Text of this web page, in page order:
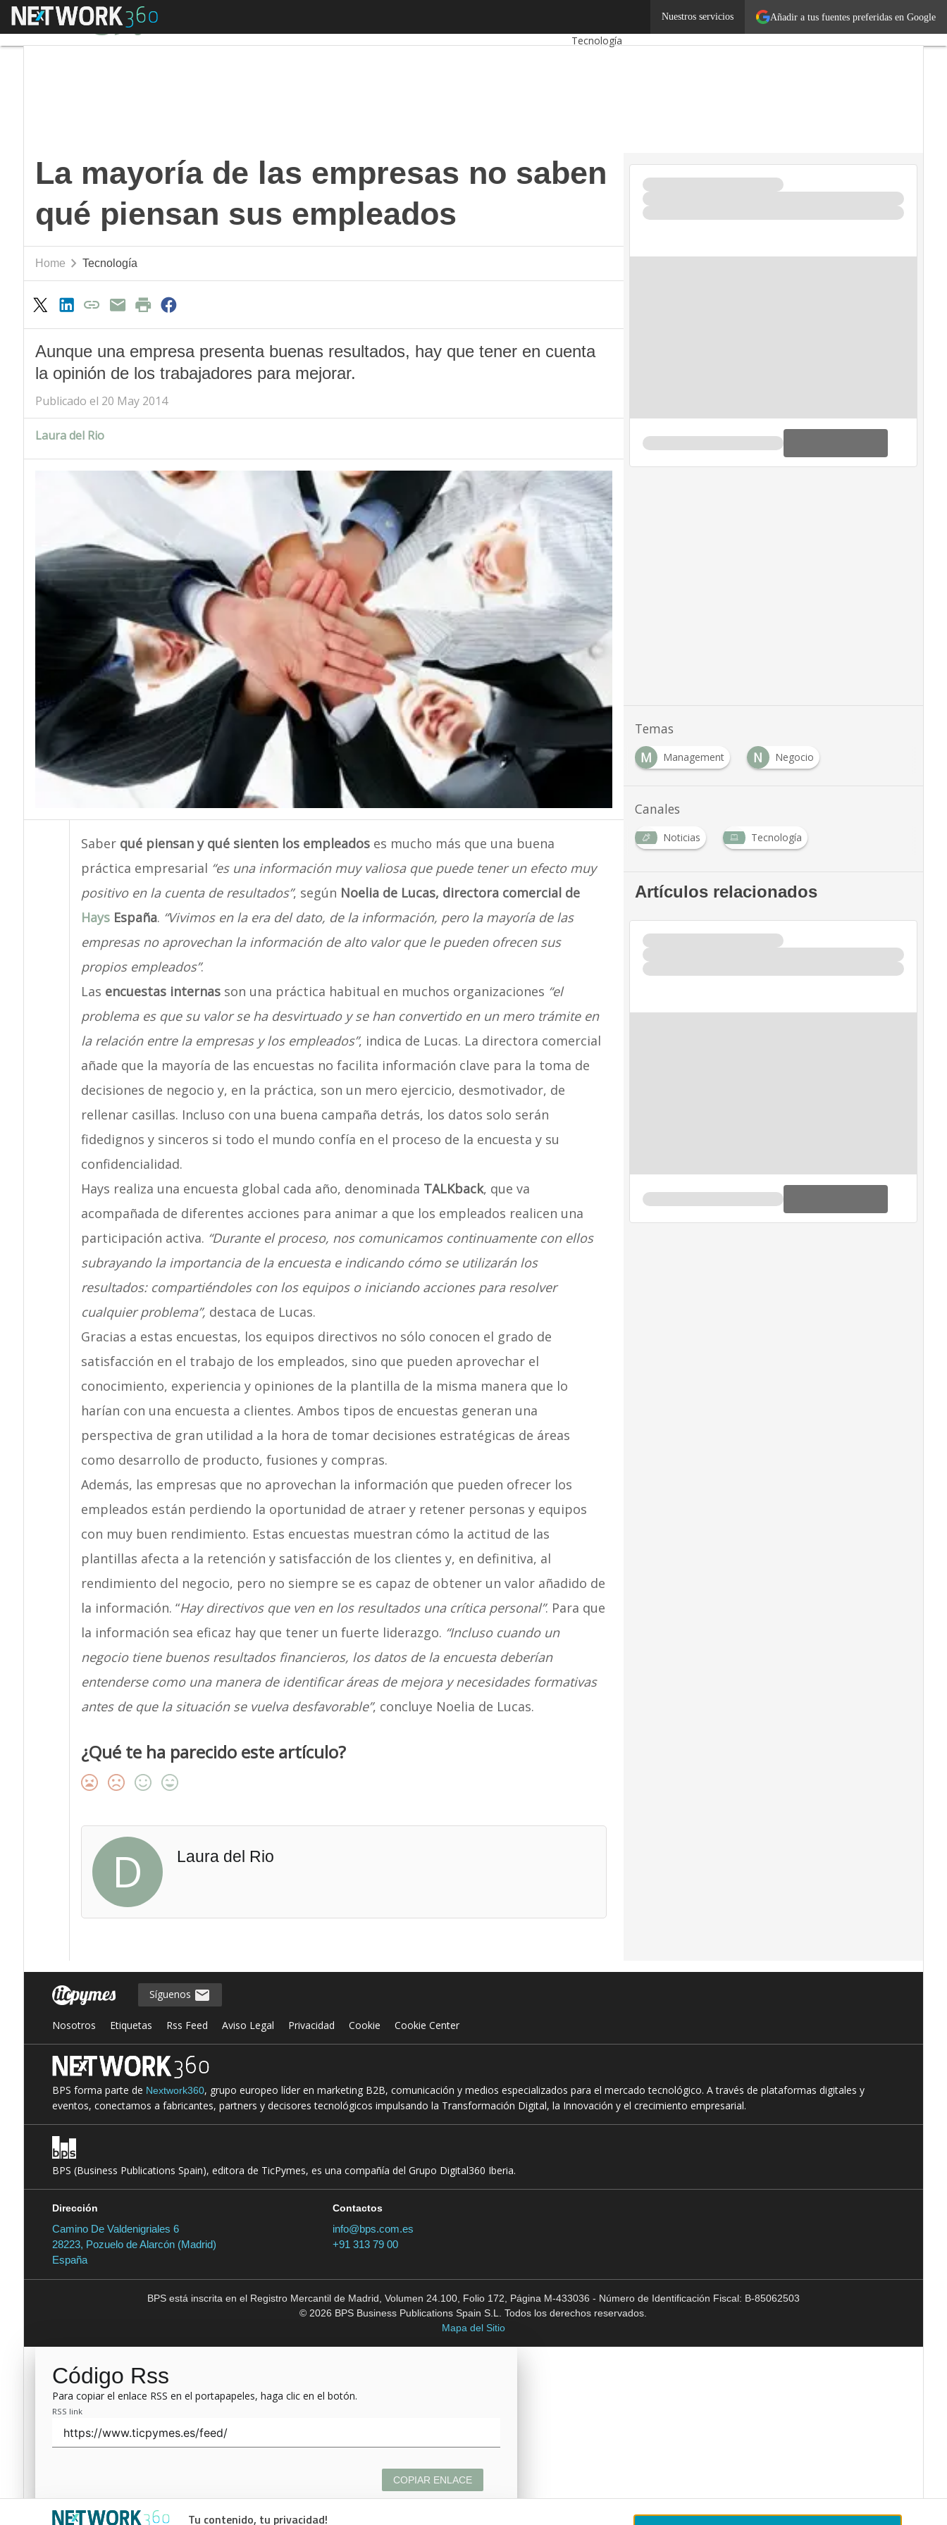
Añadir a tus fuentes preferidas en Google
Nuestros servicios
Menú Emprendedores Legislación
Tecnología
La mayoría de las empresas no saben
qué piensan sus empleados
Home Tecnología
Aunque una empresa presenta buenas resultados, hay que tener en cuenta
la opinión de los trabajadores para mejorar.
Publicado el 20 May 2014
Laura del Rio
Saber qué piensan y qué sienten los empleadoses mucho más que una buena
práctica empresarial “es una información muy valiosa que puede tener un efecto muy
positivo en la cuenta de resultados”, según Noelia de Lucas, directora comercial de
HaysEspaña. “Vivimos en la era del dato, de la información, pero la mayoría de las
empresas no aprovechan la información de alto valor que le pueden ofrecen sus
propios empleados”.
Las encuestas internasson una práctica habitual en muchos organizaciones “el
problema es que su valor se ha desvirtuado y se han convertido en un mero trámite en
la relación entre la empresas y los empleados”, indica de Lucas. La directora comercial
añade que la mayoría de las encuestas no facilita información clave para la toma de
decisiones de negocio y, en la práctica, son un mero ejercicio, desmotivador, de
rellenar casillas. Incluso con una buena campaña detrás, los datos solo serán
fidedignos y sinceros si todo el mundo confía en el proceso de la encuesta y su
confidencialidad.
Hays realiza una encuesta global cada año, denominada TALKback, que va
acompañada de diferentes acciones para animar a que los empleados realicen una
participación activa. “Durante el proceso, nos comunicamos continuamente con ellos
subrayando la importancia de la encuesta e indicando cómo se utilizarán los
resultados: compartiéndoles con los equipos o iniciando acciones para resolver
cualquier problema”, destaca de Lucas.
Gracias a estas encuestas, los equipos directivos no sólo conocen el grado de
satisfacción en el trabajo de los empleados, sino que pueden aprovechar el
conocimiento, experiencia y opiniones de la plantilla de la misma manera que lo
harían con una encuesta a clientes. Ambos tipos de encuestas generan una
perspectiva de gran utilidad a la hora de tomar decisiones estratégicas de áreas
como desarrollo de producto, fusiones y compras.
Además, las empresas que no aprovechan la información que pueden ofrecer los
empleados están perdiendo la oportunidad de atraer y retener personas y equipos
con muy buen rendimiento. Estas encuestas muestran cómo la actitud de las
plantillas afecta a la retención y satisfacción de los clientes y, en definitiva, al
rendimiento del negocio, pero no siempre se es capaz de obtener un valor añadido de
la información. “Hay directivos que ven en los resultados una crítica personal”. Para que
la información sea eficaz hay que tener un fuerte liderazgo. “Incluso cuando un
negocio tiene buenos resultados financieros, los datos de la encuesta deberían
entenderse como una manera de identificar áreas de mejora y necesidades formativas
antes de que la situación se vuelva desfavorable”, concluye Noelia de Lucas.
¿Qué te ha parecido este artículo?
D Laura del Rio
Temas
M
Management N Negocio
Canales
Noticias Tecnología
Artículos relacionados
Tu contenido, tu privacidad!
Síguenos
Nosotros Etiquetas Rss Feed Aviso Legal Privacidad Cookie Cookie Center
BPS forma parte de Nextwork360, grupo europeo líder en marketing B2B, comunicación y medios especializados para el mercado tecnológico. A través de plataformas digitales y
eventos, conectamos a fabricantes, partners y decisores tecnológicos impulsando la Transformación Digital, la Innovación y el crecimiento empresarial.
BPS (Business Publications Spain), editora de TicPymes, es una compañía del Grupo Digital360 Iberia.
Dirección
Camino De Valdenigriales 6
28223, Pozuelo de Alarcón (Madrid)
España
Contactos
info@bps.com.es
+91 313 79 00
BPS está inscrita en el Registro Mercantil de Madrid, Volumen 24.100, Folio 172, Página M-433036 - Número de Identificación Fiscal: B-85062503
© 2026 BPS Business Publications Spain S.L. Todos los derechos reservados.
Mapa del Sitio
Código Rss
Para copiar el enlace RSS en el portapapeles, haga clic en el botón.
RSS link
COPIAR ENLACE